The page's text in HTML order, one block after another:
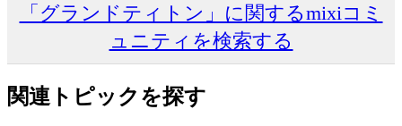
「グランドティトン」に関するmixiコミ
ュニティを検索する
関連トピックを探す